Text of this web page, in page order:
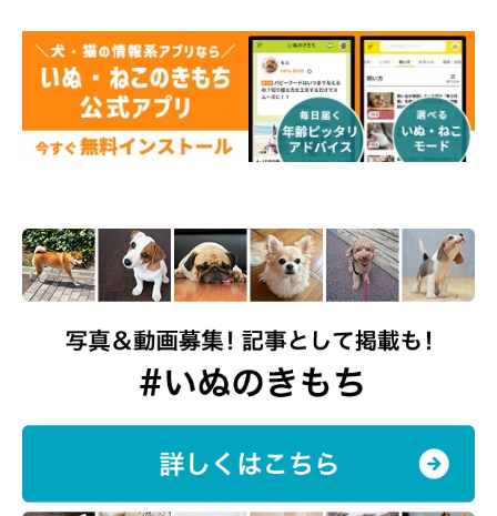
「犬の背中を枕にしても、平然と寝ているところが大物で
かわいかったです。いつも穏やかでやさしいワンコでし
た」
「やっぱり存在感！体も心も大きい彼らは家族の心身を支
えてくれます」